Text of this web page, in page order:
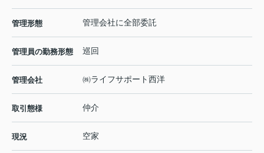
管理形態 管理会社に全部委託
管理員の勤務形態 巡回
管理会社 ㈱ライフサポート西洋
取引態様 仲介
現況 空家